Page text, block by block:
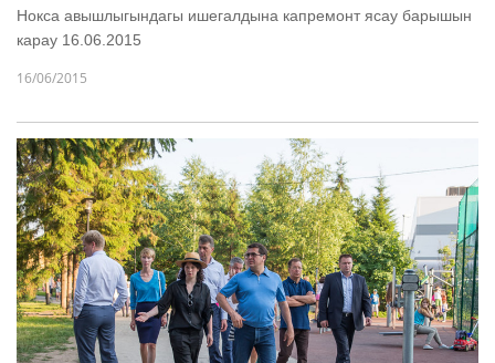
Нокса авышлыгындагы ишегалдына капремонт ясау барышын
карау 16.06.2015
16/06/2015